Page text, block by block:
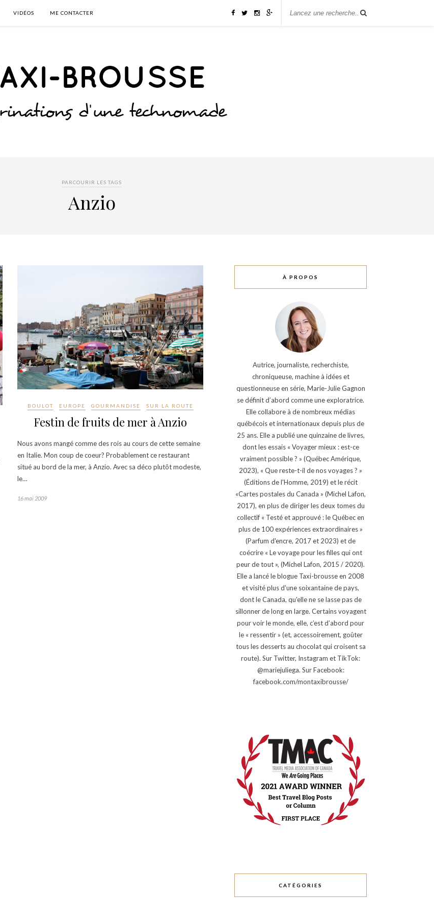
VIDÉOS ME CONTACTER
PARCOURIR LES TAGS
Anzio
BOULOT EUROPE GOURMANDISE SUR LA ROUTE
Festin de fruits de mer à Anzio
Nous avons mangé comme des rois au cours de cette semaine
en Italie. Mon coup de coeur? Probablement ce restaurant
situé au bord de la mer, à Anzio. Avec sa déco plutôt modeste,
le…
16 mai 2009
À PROPOS
Autrice, journaliste, recherchiste,
chroniqueuse, machine à idées et
questionneuse en série, Marie-Julie Gagnon
se définit d’abord comme une exploratrice.
Elle collabore à de nombreux médias
québécois et internationaux depuis plus de
25 ans. Elle a publié une quinzaine de livres,
dont les essais « Voyager mieux : est-ce
vraiment possible ? » (Québec Amérique,
2023), « Que reste-t-il de nos voyages ? »
(Éditions de l'Homme, 2019) et le récit
«Cartes postales du Canada » (Michel Lafon,
2017), en plus de diriger les deux tomes du
collectif « Testé et approuvé : le Québec en
plus de 100 expériences extraordinaires »
(Parfum d'encre, 2017 et 2023) et de
coécrire « Le voyage pour les filles qui ont
peur de tout », (Michel Lafon, 2015 / 2020).
Elle a lancé le blogue Taxi-brousse en 2008
et visité plus d'une soixantaine de pays,
dont le Canada, qu'elle ne se lasse pas de
sillonner de long en large. Certains voyagent
pour voir le monde, elle, c’est d’abord pour
le « ressentir » (et, accessoirement, goûter
tous les desserts au chocolat qui croisent sa
route). Sur Twitter, Instagram et TikTok:
@mariejuliega. Sur Facebook:
facebook.com/montaxibrousse/
CATÉGORIES